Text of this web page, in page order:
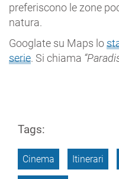
preferiscono le zone
natura.
Googlate su Maps lo
serie. Si chiama
Tags:
Cinema Itinerari